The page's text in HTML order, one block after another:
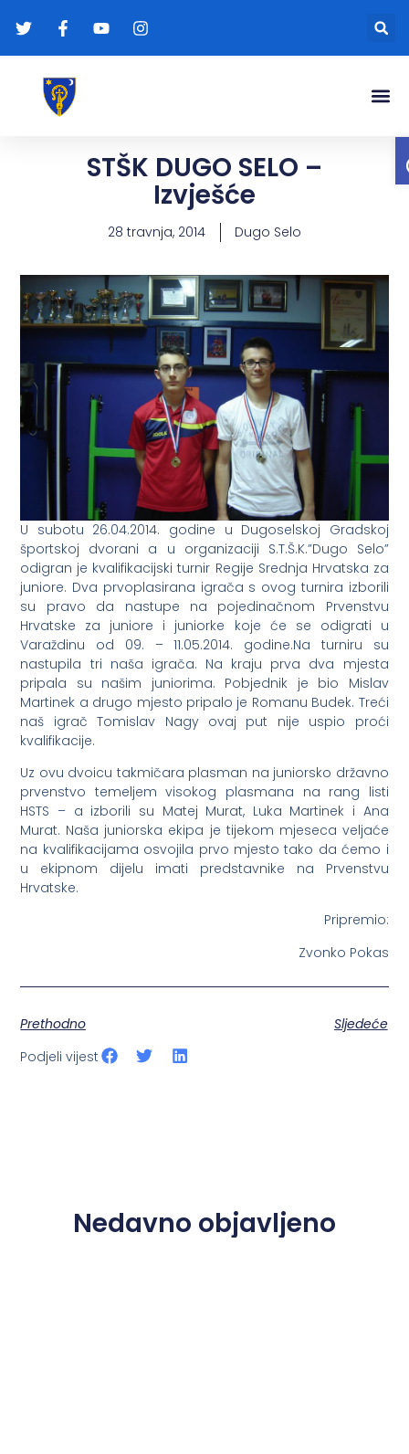
STŠK DUGO SELO –
Izvješće
28 travnja, 2014 Dugo Selo
U subotu 26.04.2014. godine u Dugoselskoj Gradskoj
športskoj dvorani a u organizaciji S.T.Š.K.”Dugo Selo”
odigran je kvalifikacijski turnir Regije Srednja Hrvatska za
juniore. Dva prvoplasirana igrača s ovog turnira izborili
su pravo da nastupe na pojedinačnom Prvenstvu
Hrvatske za juniore i juniorke koje će se odigrati u
Varaždinu od 09. – 11.05.2014. godine.Na turniru su
nastupila tri naša igrača. Na kraju prva dva mjesta
pripala su našim juniorima. Pobjednik je bio Mislav
Martinek a drugo mjesto pripalo je Romanu Budek. Treći
naš igrač Tomislav Nagy ovaj put nije uspio proći
kvalifikacije.
Uz ovu dvoicu takmičara plasman na juniorsko državno
prvenstvo temeljem visokog plasmana na rang listi
HSTS – a izborili su Matej Murat, Luka Martinek i Ana
Murat. Naša juniorska ekipa je tijekom mjeseca veljaće
na kvalifikacijama osvojila prvo mjesto tako da ćemo i
u ekipnom dijelu imati predstavnike na Prvenstvu
Hrvatske.
Pripremio:
Zvonko Pokas
Prethodno
Sljedeće
Podjeli vijest
Nedavno objavljeno